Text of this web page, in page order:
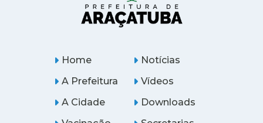
Home
A Prefeitura
A Cidade
Notícias
Vídeos
Downloads